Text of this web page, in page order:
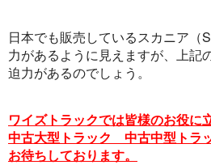
日本でも販売しているスカニア（
力があるように見えますが、上記
迫力があるのでしょう。
ワイズトラックでは皆様のお役に
中古大型トラック 中古中型トラ
お待ちしております。